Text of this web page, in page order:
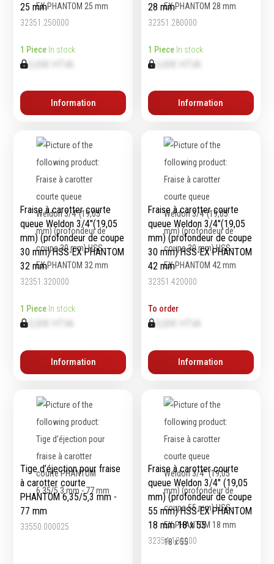
Etanchéité
Equipement
Levage & transport
Pompes & Vérins
haute température
Etaux
Mobilier & rangement
Marquage & Signalisation
Travail du tube
Nettoyage & entretien
Equipement electrique
Tuyauterie et hydraulique
Echelles & Escabeaux
Graissage & huilage
25 mm
32351.250000
1 Piece In stock
0,00€ HTVA
Information
28 mm
32351.280000
1 Piece In stock
Information
Fraise à carotter courte
queue Weldon 3/4″(19,05
mm) (profondeur de coupe
30 mm) HSS-EX PHANTOM
32 mm
32351.320000
1 Piece In stock
0,00€ HTVA
Information
Fraise à carotter courte
queue Weldon 3/4″(19,05
mm) (profondeur de coupe
30 mm) HSS-EX PHANTOM
42 mm
32351.420000
To order
Information
Tige d’éjection pour fraise
à carotter courte
PHANTOM 6‚35/5‚3 mm -
77 mm
33550.000025
Fraise à carotter courte
queue Weldon 3/4" (19,05
mm) (profondeur de coupe
55 mm) HSS-EX PHANTOM
18 mm 18 x 55
32354.180000